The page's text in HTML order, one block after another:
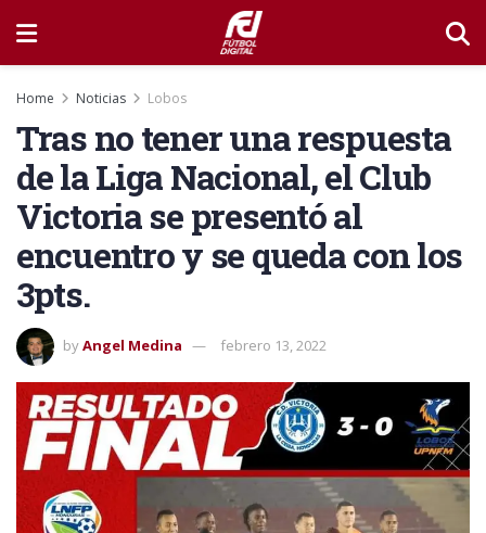
Home Noticias Lobos
Tras no tener una respuesta
de la Liga Nacional, el Club
Victoria se presentó al
encuentro y se queda con los
3pts.
byAngel Medina febrero 13, 2022